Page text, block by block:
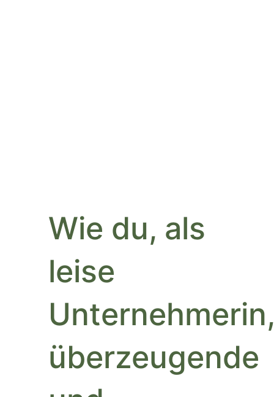
Wie du, als
leise
Unternehmerin,
überzeugende